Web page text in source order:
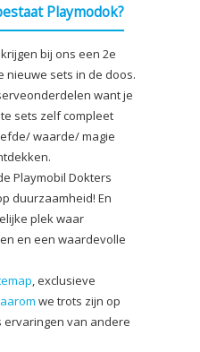
Playmodok?
bij ons een 2e
nieuwe sets in de doos.
want je
sets zelf compleet
waarde/ magie
Playmobil Dokters
duurzaamheid! En
plek waar
en een waardevolle
, exclusieve
we trots zijn op
ervaringen van andere